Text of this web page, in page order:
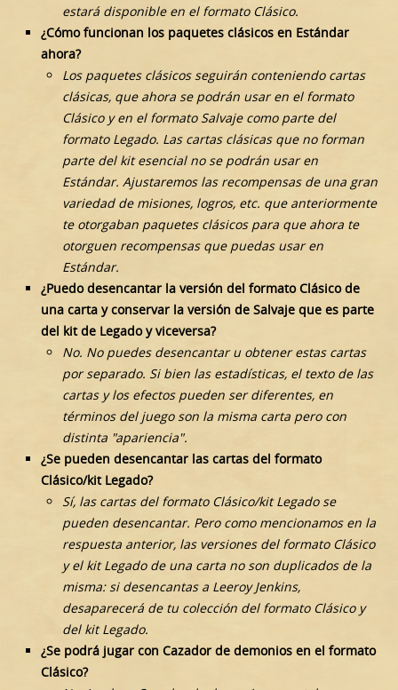
estará disponible en el formato Clásico.
¿Cómo funcionan los paquetes clásicos en Estándar
ahora?
Los paquetes clásicos seguirán conteniendo cartas
clásicas, que ahora se podrán usar en el formato
Clásico y en el formato Salvaje como parte del
formato Legado. Las cartas clásicas que no forman
parte del kit esencial no se podrán usar en
Estándar. Ajustaremos las recompensas de una gran
variedad de misiones, logros, etc. que anteriormente
te otorgaban paquetes clásicos para que ahora te
otorguen recompensas que puedas usar en
Estándar.
¿Puedo desencantar la versión del formato Clásico de
una carta y conservar la versión de Salvaje que es parte
del kit de Legado y viceversa?
No. No puedes desencantar u obtener estas cartas
por separado. Si bien las estadísticas, el texto de las
cartas y los efectos pueden ser diferentes, en
términos del juego son la misma carta pero con
distinta "apariencia".
¿Se pueden desencantar las cartas del formato
Clásico/kit Legado?
Sí, las cartas del formato Clásico/kit Legado se
pueden desencantar. Pero como mencionamos en la
respuesta anterior, las versiones del formato Clásico
y el kit Legado de una carta no son duplicados de la
misma: si desencantas a Leeroy Jenkins,
desaparecerá de tu colección del formato Clásico y
del kit Legado.
¿Se podrá jugar con Cazador de demonios en el formato
Clásico?